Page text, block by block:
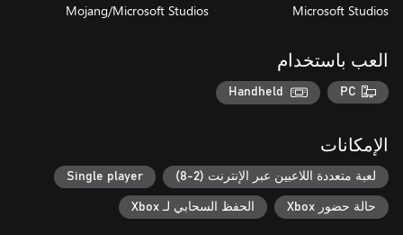
Microsoft Studios
Mojang/Microsoft Studios
العب باستخدام
PC
Handheld
الإمكانات
لعبة متعددة اللاعبين عبر الإنترنت (2-8) Single player
حالة حضور Xbox الحفظ السحابي لـ Xbox